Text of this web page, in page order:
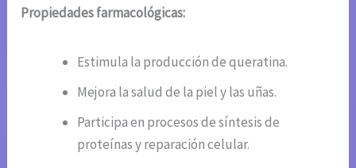
Propiedades farmacológicas:
Estimula la producción de queratina.
Mejora la salud de la piel y las uñas.
Participa en procesos de síntesis de
proteínas y reparación celular.